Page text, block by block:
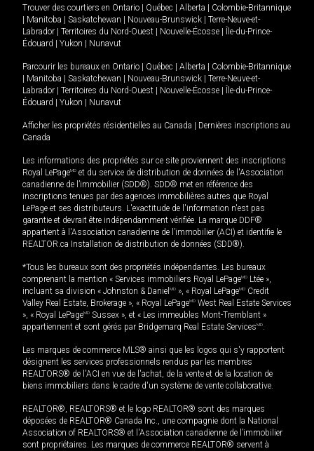
Trouver des courtiers en Ontario Québec Alberta
Colombie-Britannique
Manitoba Saskatchewan Nouveau-Brunswick
Terre-Neuve-et-
Labrador
Territoires du Nord-Ouest Nouvelle-Écosse
Île-du-Prince-
Édouard
Yukon Nunavut
Parcourir les bureaux en Ontario Québec Alberta
Colombie-Britannique
Manitoba Saskatchewan Nouveau-Brunswick
Terre-Neuve-et-
Labrador
Territoires du Nord-Ouest Nouvelle-Écosse
Île-du-Prince-
Édouard
Yukon Nunavut
Afficher les propriétés résidentielles au Canada
Dernières inscriptions au
Canada
Les informations des propriétés sur ce site proviennent des inscriptions
Royal LePageMD et du service de distribution de données de l'Association
canadienne de l’immobilier (SDD®). SDD® met en référence des
inscriptions tenues par des agences immobilières autres que Royal
LePage et ses distributeurs. L'exactitude de l'information n'est pas
garantie et devrait être indépendamment vérifiée. La marque DDF®
appartient à l'Association canadienne de l’immobilier (ACI) et identifie le
REALTOR.ca Installation de distribution de données (SDD®).
*Tous les bureaux sont des propriétés indépendantes. Les bureaux
comprenant la mention « Services immobiliers Royal LePageMD Ltée »,
incluant sa division « Johnston & Daniel MD », « Royal LePageMD Credit
Valley Real Estate, Brokerage », « Royal LePageMD West Real Estate Services
», « Royal LePageMD Sussex », et « Les immeubles Mont-Tremblant »
appartiennent et sont gérés par Bridgemarq Real Estate ServicesMD.
Les marques de commerce MLS® ainsi que les logos qui s'y rapportent
désignent les services professionnels rendus par les membres
REALTORS® de l'ACI en vue de l'achat, de la vente et de la location de
biens immobiliers dans le cadre d'un système de vente collaborative.
REALTOR®, REALTORS® et le logo REALTOR® sont des marques
déposées de REALTOR® Canada Inc., une compagnie dont la National
Association of REALTORS® et l'Association canadienne de l’immobilier
sont propriétaires. Les marques de commerce REALTOR® servent à